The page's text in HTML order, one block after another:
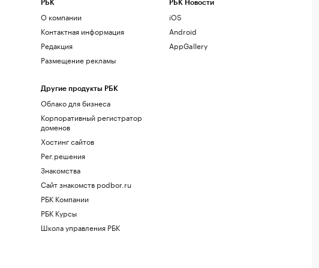
РБК
О компании
Контактная информация
Редакция
Размещение рекламы
Другие продукты РБК
Облако для бизнеса
Корпоративный регистратор
доменов
Хостинг сайтов
Рег.решения
Знакомства
Сайт знакомств podbor.ru
РБК Компании
РБК Курсы
Школа управления РБК
РБК Новости
iOS
Android
AppGallery